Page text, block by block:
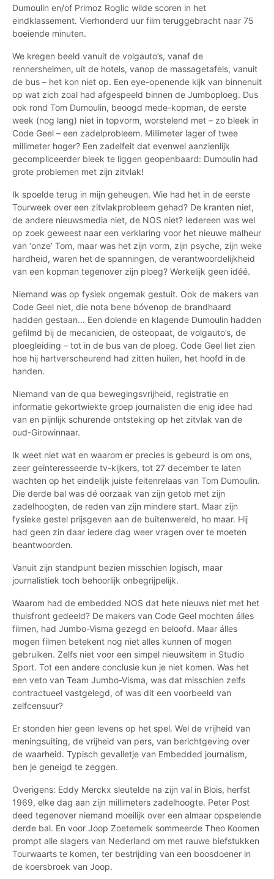
Dumoulin en/of Primoz Roglic wilde scoren in het
eindklassement. Vierhonderd uur film teruggebracht naar 75
boeiende minuten.
We kregen beeld vanuit de volgauto’s, vanaf de
rennershelmen, uit de hotels, vanop de massagetafels, vanuit
de bus – het kon niet op. Een eye-openende kijk van binnenuit
op wat zich zoal had afgespeeld binnen de Jumboploeg. Dus
ook rond Tom Dumoulin, beoogd mede-kopman, de eerste
week (nog lang) niet in topvorm, worstelend met – zo bleek in
Code Geel – een zadelprobleem. Millimeter lager of twee
millimeter hoger? Een zadelfeit dat evenwel aanzienlijk
gecompliceerder bleek te liggen geopenbaard: Dumoulin had
grote problemen met zijn zitvlak!
Ik spoelde terug in mijn geheugen. Wie had het in de eerste
Tourweek over een zitvlakprobleem gehad? De kranten niet,
de andere nieuwsmedia niet, de NOS niet? Iedereen was wel
op zoek geweest naar een verklaring voor het nieuwe malheur
van ‘onze’ Tom, maar was het zijn vorm, zijn psyche, zijn weke
hardheid, waren het de spanningen, de verantwoordelijkheid
van een kopman tegenover zijn ploeg? Werkelijk geen idéé.
Niemand was op fysiek ongemak gestuit. Ook de makers van
Code Geel niet, die nota bene bóvenop de brandhaard
hadden gestaan… Een dolende en klagende Dumoulin hadden
gefilmd bij de mecanicien, de osteopaat, de volgauto’s, de
ploegleiding – tot in de bus van de ploeg. Code Geel liet zien
hoe hij hartverscheurend had zitten huilen, het hoofd in de
handen.
Niemand van de qua bewegingsvrijheid, registratie en
informatie gekortwiekte groep journalisten die enig idee had
van en pijnlijk schurende ontsteking op het zitvlak van de
oud-Girowinnaar.
Ik weet niet wat en waarom er precies is gebeurd is om ons,
zeer geïnteresseerde tv-kijkers, tot 27 december te laten
wachten op het eindelijk juiste feitenrelaas van Tom Dumoulin.
Die derde bal was dé oorzaak van zijn getob met zijn
zadelhoogten, de reden van zijn mindere start. Maar zijn
fysieke gestel prijsgeven aan de buitenwereld, ho maar. Hij
had geen zin daar iedere dag weer vragen over te moeten
beantwoorden.
Vanuit zijn standpunt bezien misschien logisch, maar
journalistiek toch behoorlijk onbegrijpelijk.
Waarom had de embedded NOS dat hete nieuws niet met het
thuisfront gedeeld? De makers van Code Geel mochten álles
filmen, had Jumbo-Visma gezegd en beloofd. Maar álles
mogen filmen betekent nog niet alles kunnen of mogen
gebruiken. Zelfs niet voor een simpel nieuwsitem in Studio
Sport. Tot een andere conclusie kun je niet komen. Was het
een veto van Team Jumbo-Visma, was dat misschien zelfs
contractueel vastgelegd, of was dit een voorbeeld van
zelfcensuur?
Er stonden hier geen levens op het spel. Wel de vrijheid van
meningsuiting, de vrijheid van pers, van berichtgeving over
de waarheid. Typisch gevalletje van Embedded journalism,
ben je geneigd te zeggen.
Overigens: Eddy Merckx sleutelde na zijn val in Blois, herfst
1969, elke dag aan zijn millimeters zadelhoogte. Peter Post
deed tegenover niemand moeilijk over een almaar opspelende
derde bal. En voor Joop Zoetemelk sommeerde Theo Koomen
prompt alle slagers van Nederland om met rauwe biefstukken
Tourwaarts te komen, ter bestrijding van een boosdoener in
de koersbroek van Joop.